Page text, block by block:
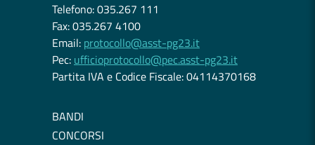
Telefono: 035.267 111
Fax: 035.267 4100
Email: protocollo@asst-pg23.it
Pec: ufficioprotocollo@pec.asst-pg23.it
Partita IVA e Codice Fiscale: 04114370168
BANDI
CONCORSI